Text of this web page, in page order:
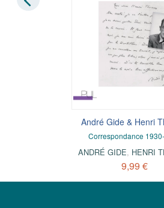
André Gide & Henri
Correspondance
ANDRÉ GIDE, HENRI
9,99 €